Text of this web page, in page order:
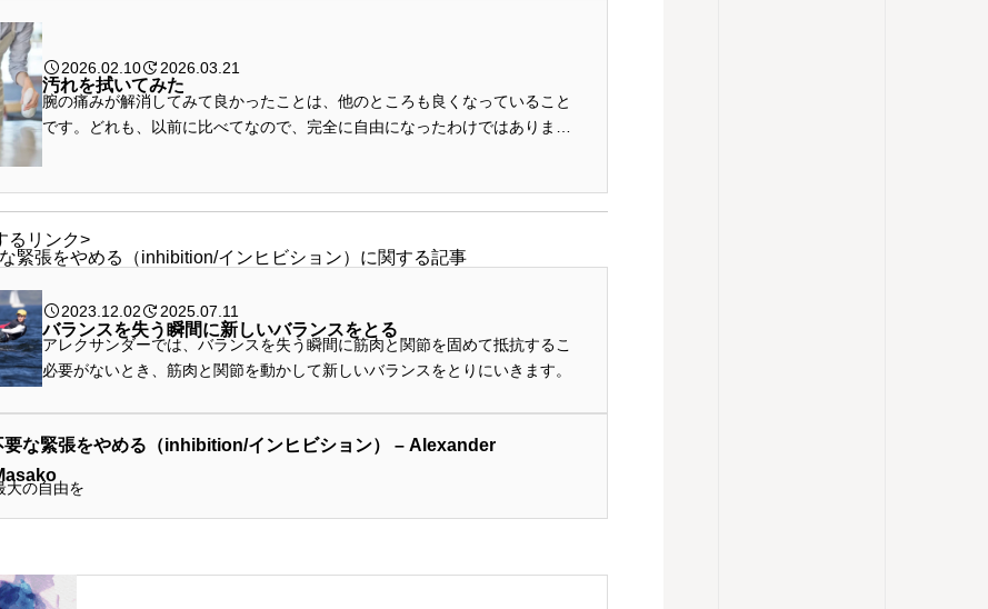
2026.02.10 2026.03.21
汚れを拭いてみた
腕の痛みが解消してみて良かったことは、他のところも良くなっていること
です。どれも、以前に比べてなので、完全に自由になったわけではありませ
るリンク>
緊張をやめる（inhibition/インヒビション）に関する記事
2023.12.02 2025.07.11
バランスを失う瞬間に新しいバランスをとる
アレクサンダーでは、バランスを失う瞬間に筋肉と関節を固めて抵抗するこ
必要がないとき、筋肉と関節を動かして新しいバランスをとりにいきます。
要な緊張をやめる（inhibition/インヒビション） – Alexander
大の自由を